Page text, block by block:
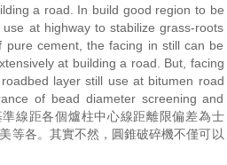
a road. In build good region to be
at highway to stabilize grass-roots
cement, the facing in still can be
at building a road. But, facing
layer still use at bitumen road
of bead diameter screening and
線距各個爐柱中心線距離限偏差為士
等各。其實不然，圓錐破碎機不僅可以